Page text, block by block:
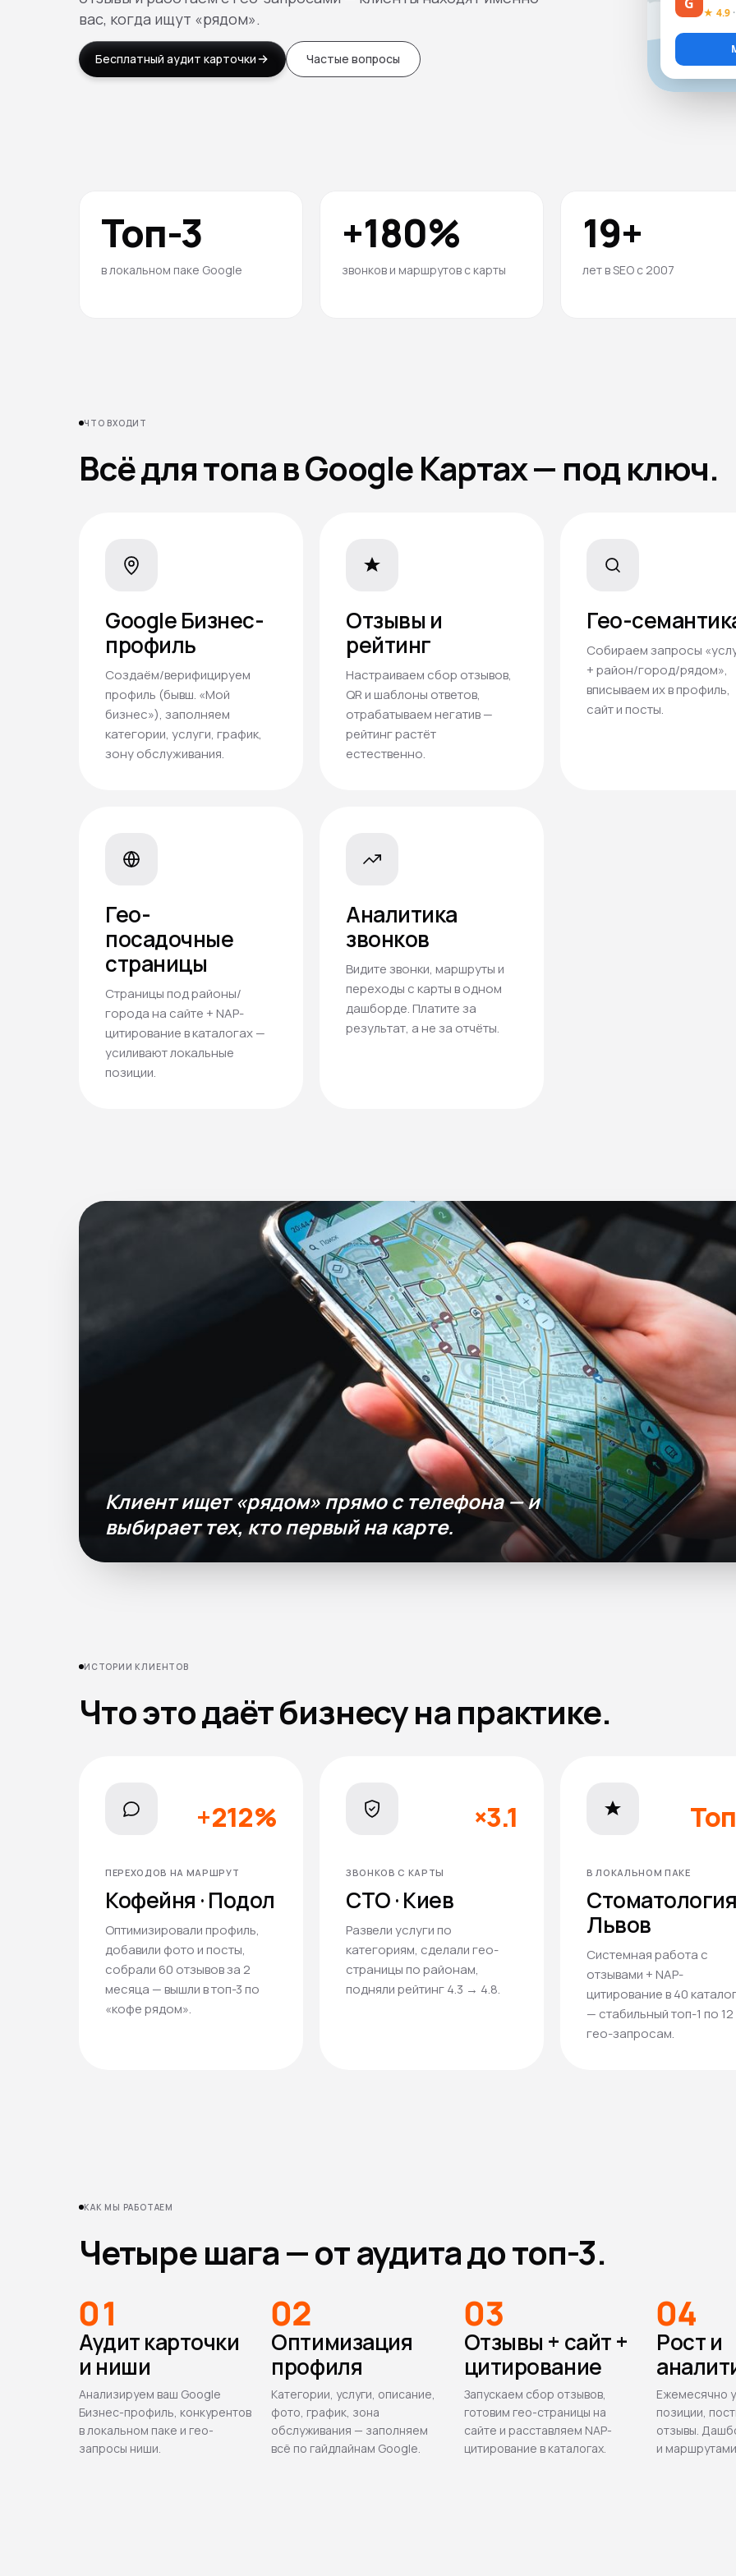
Бесплатный экспресс-скан онлайн
вас, когда ищут «рядом».
Бесплатный аудит карточки Частые вопросы
★ 4.9
Топ-3
в локальном паке Google
+180%
звонков и маршрутов с карты
19+
лет в SEO с 2007
ЧТО ВХОДИТ
Всё для топа в Google Картах — под ключ.
Google Бизнес-
профиль
Создаём/верифицируем
профиль (бывш. «Мой
бизнес»), заполняем
категории, услуги, график,
зону обслуживания.
Отзывы и
рейтинг
Настраиваем сбор отзывов,
QR и шаблоны ответов,
отрабатываем негатив —
рейтинг растёт
естественно.
Гео-
Собираем запросы
+ район/город/рядом»,
вписываем их в профиль,
сайт и посты.
Гео-
посадочные
страницы
Страницы под районы/
города на сайте + NAP-
цитирование в каталогах —
усиливают локальные
позиции.
Аналитика
звонков
Видите звонки, маршруты и
переходы с карты в одном
дашборде. Платите за
результат, а не за отчёты.
Клиент ищет «рядом» прямо с телефона — и
выбирает тех, кто первый на карте.
ИСТОРИИ КЛИЕНТОВ
Что это даёт бизнесу на практике.
+212%
ПЕРЕХОДОВ НА МАРШРУТ
Кофейня · Подол
Оптимизировали профиль,
добавили фото и посты,
собрали 60 отзывов за 2
месяца — вышли в топ-3 по
«кофе рядом».
×3.1
ЗВОНКОВ С КАРТЫ
СТО · Киев
Развели услуги по
категориям, сделали гео-
страницы по районам,
подняли рейтинг 4.3 → 4.8.
В ЛОКАЛЬНОМ ПАКЕ
Стоматология
Львов
Системная работа с
отзывами + NAP-
цитирование в 40
— стабильный топ-1 по 12
гео-запросам.
КАК МЫ РАБОТАЕМ
Четыре шага — от аудита до топ-3.
01
Аудит карточки
и ниши
Анализируем ваш Google
Бизнес-профиль, конкурентов
в локальном паке и гео-
запросы ниши.
02
Оптимизация
профиля
Категории, услуги, описание,
фото, график, зона
обслуживания — заполняем
всё по гайдлайнам Google.
03
Отзывы + сайт +
цитирование
Запускаем сбор отзывов,
готовим гео-страницы на
сайте и расставляем NAP-
цитирование в каталогах.
04
Рост и
Ежемесячно
позиции,
отзывы.
и